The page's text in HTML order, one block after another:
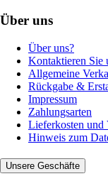
Über uns
Über uns?
Kontaktieren Sie
Allgemeine
Rückgabe &
Impressum
Zahlungsarten
Lieferkosten und
Hinweis zum
Unsere Geschäfte